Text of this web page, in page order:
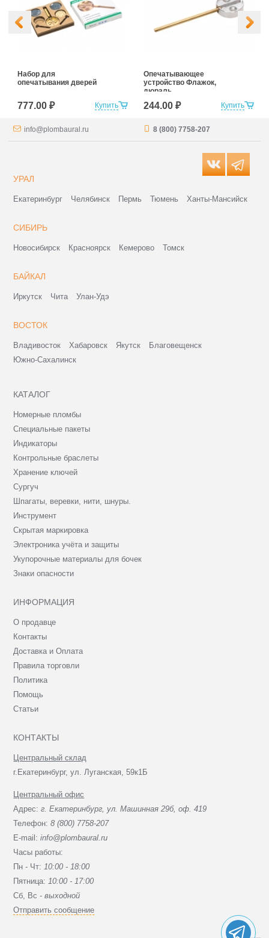
Купить
Набор для
опечатывания дверей
777.00 ₽ Купить
Опечатывающее
устройство Флажок,
дюраль
244.00 ₽
info@plombaural.ru 8 (800) 7758-207
УРАЛ
Екатеринбург Челябинск Пермь Тюмень Ханты-Мансийск
СИБИРЬ
Новосибирск Красноярск Кемерово Томск
БАЙКАЛ
Иркутск Чита Улан-Удэ
ВОСТОК
Владивосток Хабаровск Якутск
Благовещенск
Южно-Сахалинск
КАТАЛОГ
Номерные пломбы
Специальные пакеты
Индикаторы
Контрольные браслеты
Хранение ключей
Сургуч
Шпагаты, веревки, нити, шнуры.
Инструмент
Скрытая маркировка
Электроника учёта и защиты
Укупорочные материалы для бочек
Знаки опасности
ИНФОРМАЦИЯ
О продавце
Контакты
Доставка и Оплата
Правила торговли
Политика
Помощь
Статьи
КОНТАКТЫ
Центральный склад
г.Екатеринбург, ул. Луганская, 59к1Б
Центральный офис
Адрес:г. Екатеринбург, ул. Машинная 29б, оф. 419
Телефон:8 (800) 7758-207
E-mail:info@plombaural.ru
Часы работы:
Пн - Чт:10:00 - 18:00
Пятница:10:00 - 17:00
Сб, Вc -выходной
Отправить сообщение